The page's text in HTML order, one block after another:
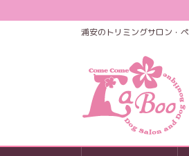
ン
ビ
浦安のトリミングサロン・ペ